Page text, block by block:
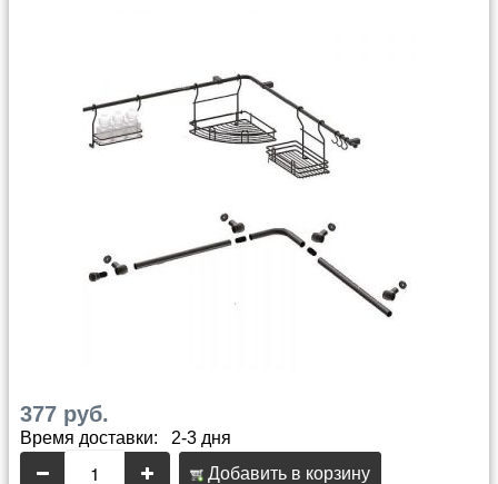
377 руб.
Время доставки: 2-3 дня
Добавить в корзину